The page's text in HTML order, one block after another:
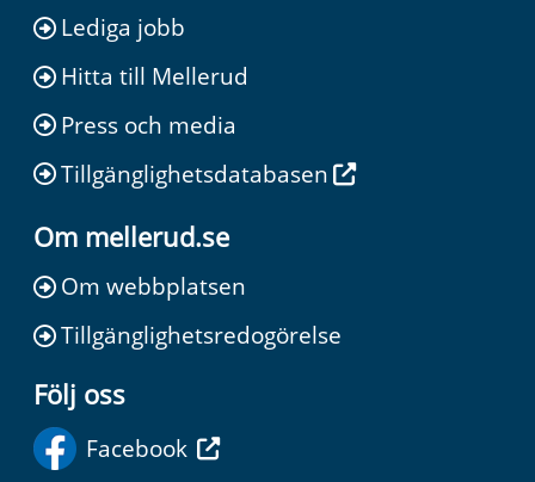
Lediga jobb
Hitta till Mellerud
Press och media
Tillgänglighetsdatabasen
Om mellerud.se
Om webbplatsen
Tillgänglighetsredogörelse
Följ oss
Facebook